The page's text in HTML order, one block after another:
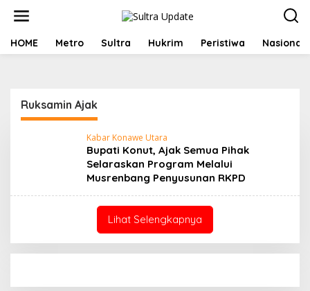
HOME Metro Sultra Hukrim Peristiwa Nasional
Ruksamin Ajak
Kabar Konawe Utara
Bupati Konut, Ajak Semua Pihak
Selaraskan Program Melalui
Musrenbang Penyusunan RKPD
Lihat Selengkapnya